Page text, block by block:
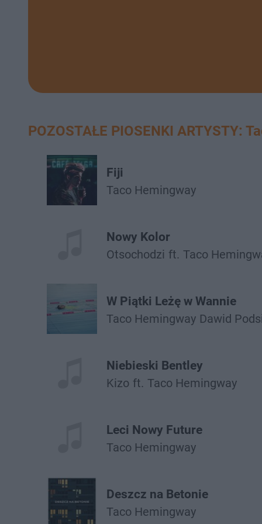
POZOSTAŁE PIOSENKI ARTYSTY:
Fiji
Taco Hemingway
Nowy Kolor
Otsochodzi ft. Taco
W Piątki Leżę w Wannie
Taco Hemingway Dawid
Niebieski Bentley
Kizo ft. Taco Hemingway
Leci Nowy Future
Taco Hemingway
Deszcz na Betonie
Taco Hemingway